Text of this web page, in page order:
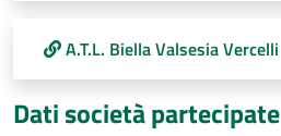
A.T.L. Biella Valsesia Vercelli
Dati società partecipate